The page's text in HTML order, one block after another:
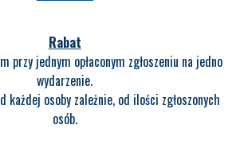
w szkoleniu jest:
przed szkoleniem według Umowy -
na konto bankowe
nr: 58 1140 2004 0000 3602 8443 2416
„Nazwa szkolenia, Imię Nazwisko"
Rabat
przy jednym opłaconym zgłoszeniu na jedno
wydarzenie.
każdej osoby zależnie, od ilości zgłoszonych
osób.